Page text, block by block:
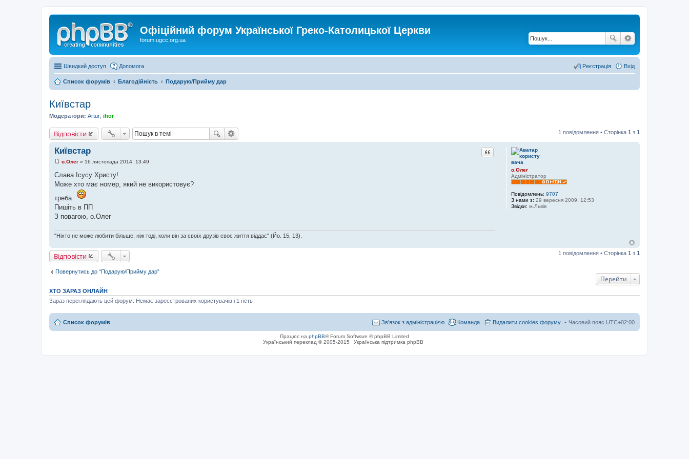
Офіційний форум Української Греко-Католицької Церкви
forum.ugcc.org.ua
Швидкий доступ Допомога Вхід
Реєстрація
Список форумів Благодійність Подарую/Прийму дар
Київстар
Модератори: Artur ihor
Відповісти 1 повідомлення • Сторінка 1 з 1
о.Олег
Адміністратор
Повідомлень: 9707
З нами з: 29 вересня 2009, 12:53
Звідки: м.Львів
Київстар Цитата
в
і
о
л
е
я
о.Олег » 16 листопада 2014, 13:49
Слава Ісусу Христу!
Може хто має номер, який не використовує?
треба
Пишіть в ПП
З повагою, о.Олег
"Ніхто не може любити більше, ніж тоді, коли він за своїх друзів своє життя віддає" (Йо. 15, 13).
Відповісти 1 повідомлення • Сторінка 1 з 1
Повернутись до “Подарую/Прийму дар”
Перейти
ХТО ЗАРАЗ ОНЛАЙН
Зараз переглядають цей форум: Немає зареєстрованих користувачів і 1 гість
Список форумів Часовий пояс UTC+02:00
Видалити cookies форуму
Команда
Зв'язок з адміністрацією
Працює на phpBB® Forum Software © phpBB Limited
Український переклад © 2005-2015
Українська підтримка phpBB